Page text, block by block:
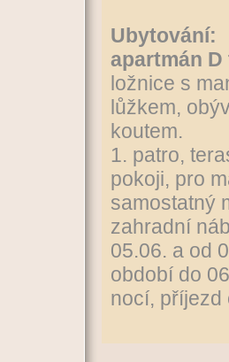
Ubytování:
apartmán
ložnice s
lůžkem,
koutem.
1. patro,
pokoji, pro
samostatný
zahradní
05.06. a od
období do
nocí, příjezd